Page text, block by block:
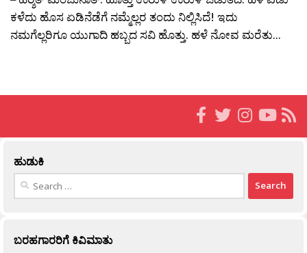
ಕಳೆದು ಹೊಸ ಏಡಿನೆಡೆಗೆ ನಮ್ಮೆಲ್ಲರ ತಂದು ನಿಲ್ಲಿಸಿದೆ! ಇದು
ನಮಗೆಲ್ಲರಿಗೂ ಯುಗಾದಿ ಹಬ್ಬದ ಸವಿ ಹೊತ್ತು. ಹಳೆ ನೋವ ಮರೆತು...
ಹುಡುಕಿ
Search
ಬರಹಗಾರರಿಗೆ ಕಿವಿಮಾತು